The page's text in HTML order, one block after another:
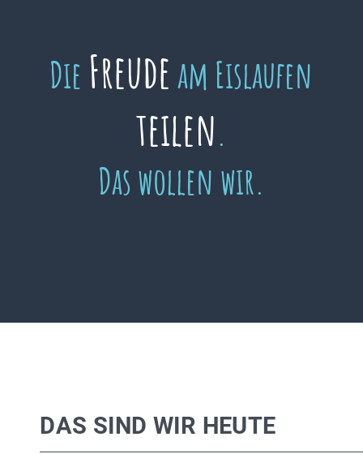
Die Freudeam Eislaufen
teilen.
Das wollen wir.
DAS SIND WIR HEUTE